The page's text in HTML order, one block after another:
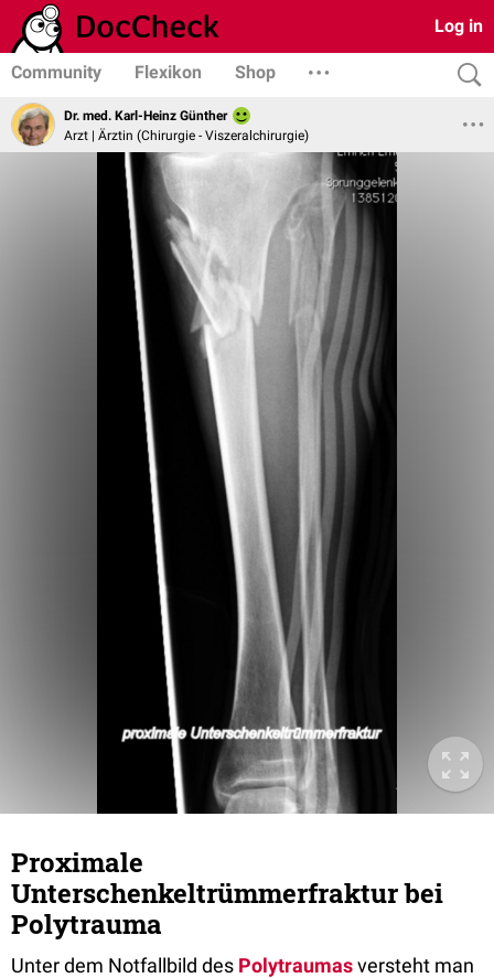
Log in
Community Flexikon Shop
Dr. med. Karl-Heinz Günther
Arzt | Ärztin (Chirurgie - Viszeralchirurgie)
Proximale
Unterschenkeltrümmerfraktur bei
Polytrauma
Unter dem Notfallbild des Polytraumasversteht man